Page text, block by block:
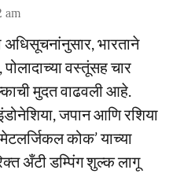
am
अधिसूचनांनुसार, भारताने
वस्तूंसह चार
मुदत वाढवली आहे.
जपान आणि रशिया
कोक’ याच्या
अँटी डम्पिंग शुल्क लागू